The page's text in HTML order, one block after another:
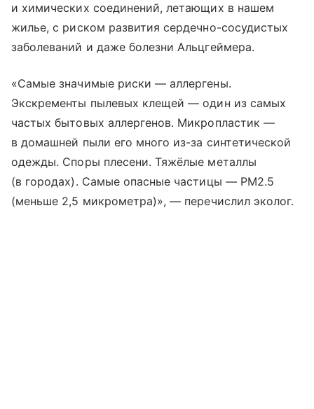
и химических соединений, летающих в нашем
жилье, с риском развития сердечно-сосудистых
заболеваний и даже болезни Альцгеймера.
«Самые значимые риски — аллергены.
Экскременты пылевых клещей — один из самых
частых бытовых аллергенов. Микропластик —
в домашней пыли его много из-за синтетической
одежды. Споры плесени. Тяжёлые металлы
(в городах). Самые опасные частицы — PM2.5
(меньше 2,5 микрометра)», — перечислил эколог.